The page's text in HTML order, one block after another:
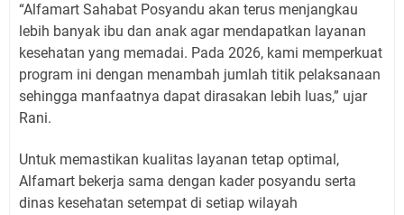
“Alfamart Sahabat Posyandu akan terus menjangkau
lebih banyak ibu dan anak agar mendapatkan layanan
kesehatan yang memadai. Pada 2026, kami memperkuat
program ini dengan menambah jumlah titik pelaksanaan
sehingga manfaatnya dapat dirasakan lebih luas,” ujar
Rani.
Untuk memastikan kualitas layanan tetap optimal,
Alfamart bekerja sama dengan kader posyandu serta
dinas kesehatan setempat di setiap wilayah